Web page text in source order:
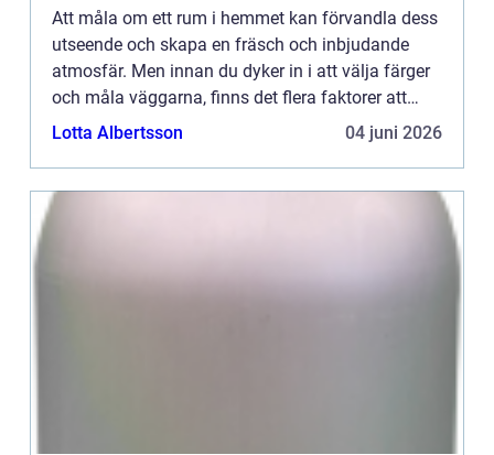
Att måla om ett rum i hemmet kan förvandla dess
utseende och skapa en fräsch och inbjudande
atmosfär. Men innan du dyker in i att välja färger
och måla väggarna, finns det flera faktorer att
överväg...
Lotta Albertsson 04 juni 2026